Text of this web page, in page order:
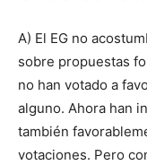
A) El EG no
sobre propuestas
no han votado a
alguno. Ahora han
también
votaciones. Pero